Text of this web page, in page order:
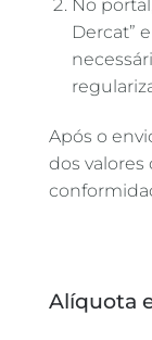
No
Dercat”
Após o
dos
Alíquota